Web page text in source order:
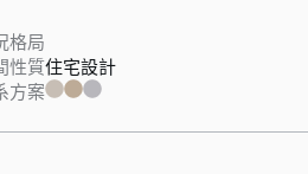
格局
性質住宅設計
方案